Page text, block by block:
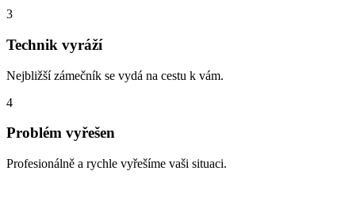
3
Technik vyráží
Nejbližší zámečník se vydá na cestu k vám.
4
Problém vyřešen
Profesionálně a rychle vyřešíme vaši situaci.